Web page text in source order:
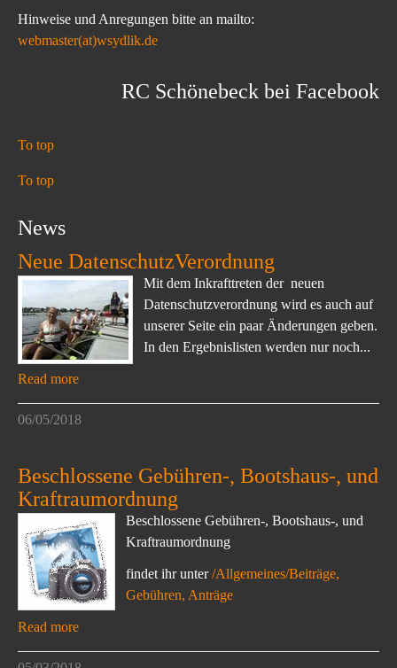
Hinweise und Anregungen bitte an mailto:
webmaster(at)wsydlik.de
RC Schönebeck bei Facebook
To top
To top
News
Neue DatenschutzVerordnung
Mit dem Inkrafttreten der neuen
Datenschutzverordnung wird es auch auf
unserer Seite ein paar Änderungen geben.
In den Ergebnislisten werden nur noch...
Read more
06/05/2018
Beschlossene Gebühren-, Bootshaus-, und
Kraftraumordnung
Beschlossene Gebühren-, Bootshaus-, und
Kraftraumordnung
findet ihr unter/Allgemeines/Beiträge,
Gebühren, Anträge
Read more